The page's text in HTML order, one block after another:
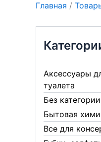
Главная
Аксессуары
туалета
Без категории
Бытовая
Все для